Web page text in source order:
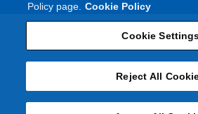
Policy page. Cookie Policy
Cookie
Reject All